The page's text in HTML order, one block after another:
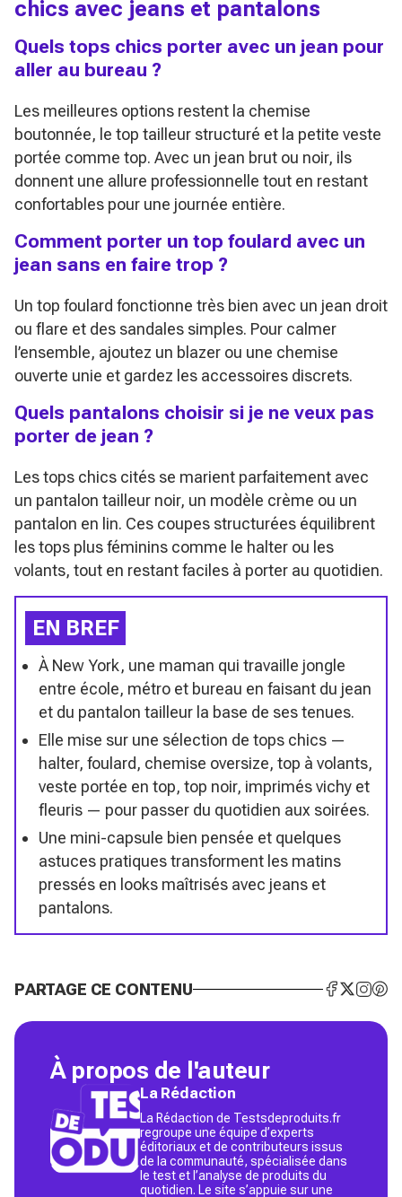
chics avec jeans et pantalons
Quels tops chics porter avec un jean pour
aller au bureau ?
Les meilleures options restent la chemise
boutonnée, le top tailleur structuré et la petite veste
portée comme top. Avec un jean brut ou noir, ils
donnent une allure professionnelle tout en restant
confortables pour une journée entière.
Comment porter un top foulard avec un
jean sans en faire trop ?
Un top foulard fonctionne très bien avec un jean droit
ou flare et des sandales simples. Pour calmer
l’ensemble, ajoutez un blazer ou une chemise
ouverte unie et gardez les accessoires discrets.
Quels pantalons choisir si je ne veux pas
porter de jean ?
Les tops chics cités se marient parfaitement avec
un pantalon tailleur noir, un modèle crème ou un
pantalon en lin. Ces coupes structurées équilibrent
les tops plus féminins comme le halter ou les
volants, tout en restant faciles à porter au quotidien.
EN BREF
À New York, une maman qui travaille jongle
entre école, métro et bureau en faisant du jean
et du pantalon tailleur la base de ses tenues.
Elle mise sur une sélection de tops chics —
halter, foulard, chemise oversize, top à volants,
veste portée en top, top noir, imprimés vichy et
fleuris — pour passer du quotidien aux soirées.
Une mini-capsule bien pensée et quelques
astuces pratiques transforment les matins
pressés en looks maîtrisés avec jeans et
pantalons.
PARTAGE CE CONTENU
À propos de l'auteur
La Rédaction
La Rédaction de Testsdeproduits.fr
regroupe une équipe d’experts
éditoriaux et de contributeurs issus
de la communauté, spécialisée dans
le test et l’analyse de produits du
quotidien. Le site s’appuie sur une